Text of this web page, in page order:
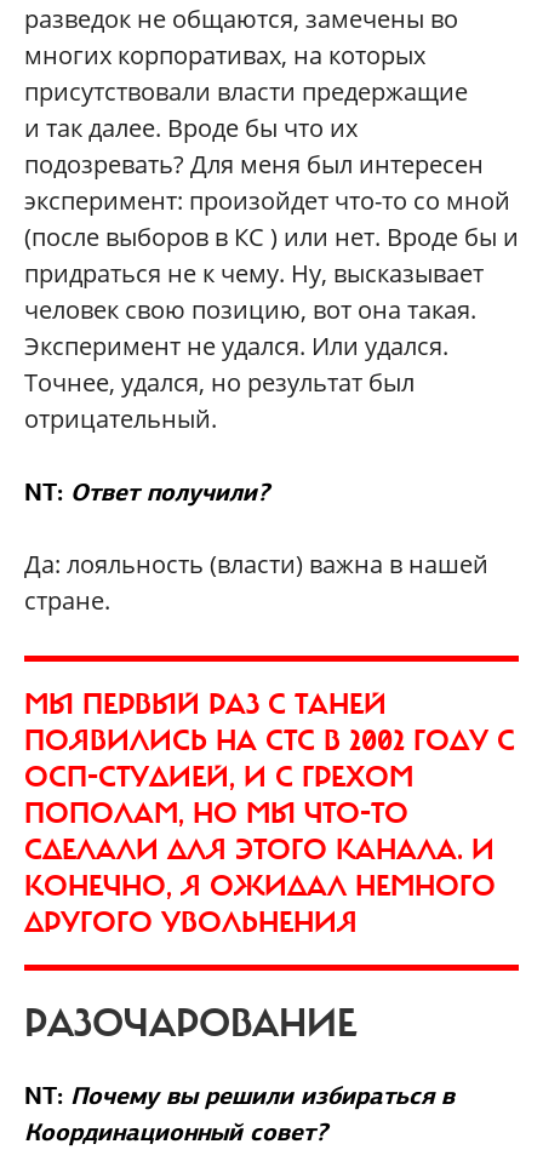
разведок не общаются, замечены во
многих корпоративах, на которых
присутствовали власти предержащие
и так далее. Вроде бы что их
подозревать? Для меня был интересен
эксперимент: произойдет что-то со мной
(после выборов в КС ) или нет. Вроде бы и
придраться не к чему. Ну, высказывает
человек свою позицию, вот она такая.
Эксперимент не удался. Или удался.
Точнее, удался, но результат был
отрицательный.
NT: Ответ получили?
Да: лояльность (власти) важна в нашей
стране.
МЫ ПЕРВЫЙ РАЗ С ТАНЕЙ
ПОЯВИЛИСЬ НА СТС В 2002 ГОДУ С
ОСП-СТУДИЕЙ, И С ГРЕХОМ
ПОПОЛАМ, НО МЫ ЧТО-ТО
СДЕЛАЛИ ДЛЯ ЭТОГО КАНАЛА. И
КОНЕЧНО, Я ОЖИДАЛ НЕМНОГО
ДРУГОГО УВОЛЬНЕНИЯ
РАЗОЧАРОВАНИЕ
NT: Почему вы решили избираться в
Координационный совет?